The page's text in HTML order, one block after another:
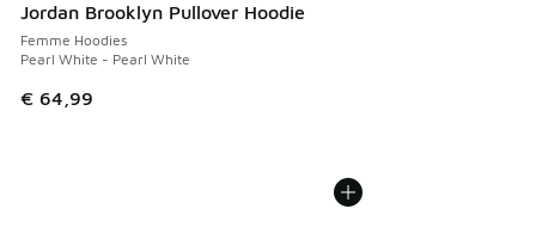
Jordan Brooklyn Pullover Hoodie
Femme Hoodies
Pearl White - Pearl White
€ 64,99